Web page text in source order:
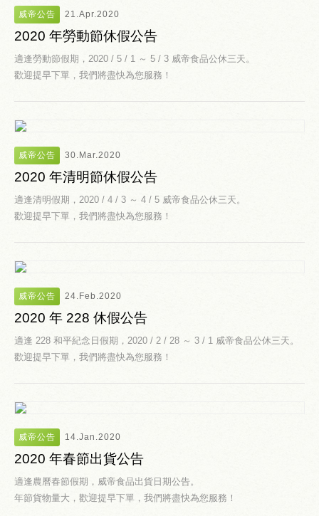
威帝公告 21.Apr.2020
2020 年勞動節休假公告
適逢勞動節假期，2020 / 5 / 1 ～ 5 / 3 威帝食品公休三天。
歡迎提早下單，我們將盡快為您服務！
威帝公告 30.Mar.2020
2020 年清明節休假公告
適逢清明假期，2020 / 4 / 3 ～ 4 / 5 威帝食品公休三天。
歡迎提早下單，我們將盡快為您服務！
威帝公告 24.Feb.2020
2020 年 228 休假公告
適逢 228 和平紀念日假期，2020 / 2 / 28 ～ 3 / 1 威帝食品公休三天。
歡迎提早下單，我們將盡快為您服務！
威帝公告 14.Jan.2020
2020 年春節出貨公告
適逢農曆春節假期，威帝食品出貨日期公告。
年節貨物量大，歡迎提早下單，我們將盡快為您服務！